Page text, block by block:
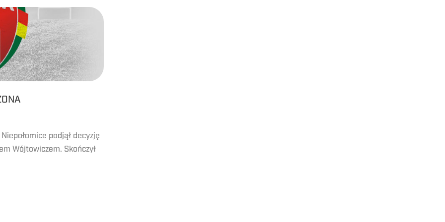
podjął decyzję
Wójtowiczem. Skończył